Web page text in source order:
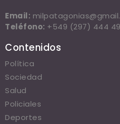
Email:
Teléfono: +549 (297) 444
Contenidos
Política
Sociedad
Salud
Policiales
Deportes